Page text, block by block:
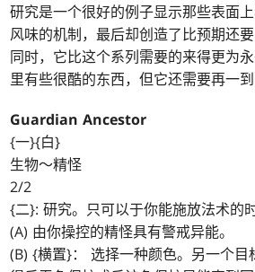
研究是一个很好的例子显示那些表面
风味的机制，最后却创造了比预期还要
同时，它比这个系列需要的来得更为
里有些很酷的东西，但它还需要再一到
Guardian Ancestor
{一}{白}
生物～精怪
2/2
{二}: 研究。只可以于你能施放法术的
(A) 由你操控的精怪具有警戒异能。
(B) {横置}： 选择一种颜色。另一个目